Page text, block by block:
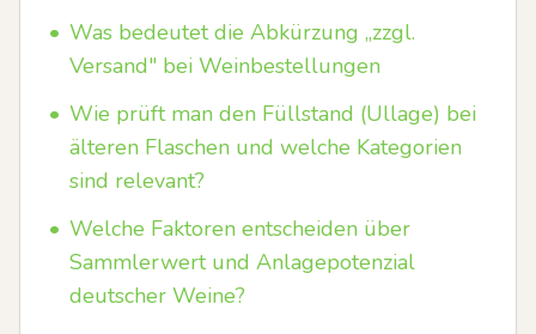
• Was bedeutet die Abkürzung „zzgl.
Versand" bei Weinbestellungen
• Wie prüft man den Füllstand (Ullage) bei
älteren Flaschen und welche Kategorien
sind relevant?
• Welche Faktoren entscheiden über
Sammlerwert und Anlagepotenzial
deutscher Weine?